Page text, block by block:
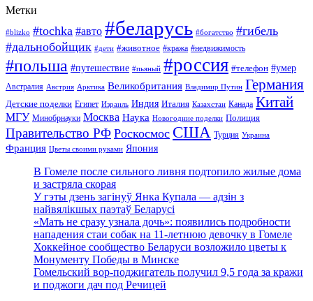
Метки
#blizko #tochka #авто #беларусь #богатство #гибель
#дальнобойщик #дети #животное #кража #недвижимость
#польша #путешествие #пьяный #россия #телефон #умер
Австралия Австрия Арктика Великобритания Владимир Путин Германия
Детские поделки Египет Израиль Индия Италия Казахстан Канада Китай
МГУ Минобрнауки Москва Наука Новогодние поделки Полиция
Правительство РФ Роскосмос США Турция Украина
Франция Цветы своими руками Япония
В Гомеле после сильного ливня подтопило жилые дома
и застряла скорая
У гэты дзень загінуў Янка Купала — адзін з
найвялікшых паэтаў Беларусі
«Мать не сразу узнала дочь»: появились подробности
нападения стаи собак на 11-летнюю девочку в Гомеле
Хоккейное сообщество Беларуси возложило цветы к
Монументу Победы в Минске
Гомельский вор-поджигатель получил 9,5 года за кражи
и поджоги дач под Речицей